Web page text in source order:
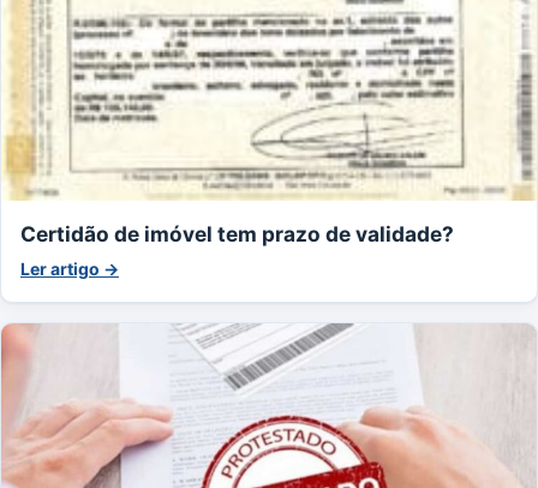
Certidão de imóvel tem prazo de validade?
Ler artigo →